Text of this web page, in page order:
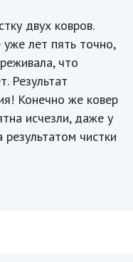
двух ковров.
лет пять точно,
что
Результат
Конечно же ковер
исчезли, даже у
чистки